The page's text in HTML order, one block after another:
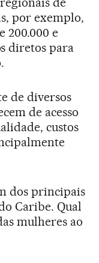
por exemplo,
200.000 e
diretos para
de diversos
de acesso
custos
dos principais
Caribe. Qual
mulheres ao